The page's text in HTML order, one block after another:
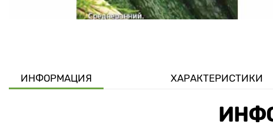
ИНФОРМАЦИЯ ХАРАКТЕРИСТИКИ